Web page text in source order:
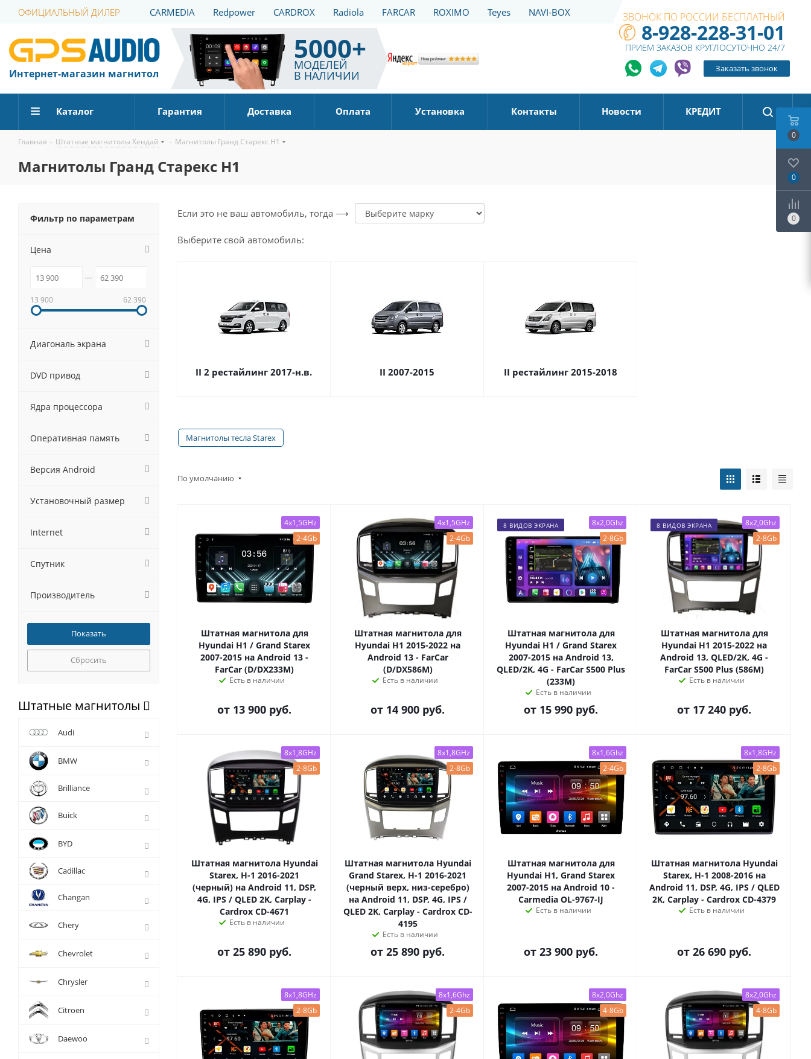
ОФИЦИАЛЬНЫЙ ДИЛЕР CARMEDIA Redpower CARDROX Radiola FARCAR ROXIMO Teyes NAVI-BOX
Интернет-магазин магнитол
5000+
МОДЕЛЕЙ
В НАЛИЧИИ
ЗВОНОК ПО РОССИИ БЕСПЛАТНЫЙ
8-928-228-31-01
ПРИЕМ ЗАКАЗОВ КРУГЛОСУТОЧНО 24/7
Заказать звонок
Каталог Гарантия Доставка Оплата Установка Контакты Новости КРЕДИТ
Главная - Штатные магнитолы Хендай - Магнитолы Гранд Старекс H1
Магнитолы Гранд Старекс H1
Если это не ваш автомобиль, тогда ⟶
Выберите свой автомобиль:
II 2 рестайлинг 2017-н.в. II 2007-2015 II рестайлинг 2015-2018
Магнитолы тесла Starex
По умолчанию
4x1,5GHz
2-4Gb
Штатная магнитола для
Hyundai H1 / Grand Starex
2007-2015 на Android 13 -
FarCar (D/DX233M)
Есть в наличии
от 13 900 руб.
4x1,5GHz
2-4Gb
Штатная магнитола для
Hyundai H1 2015-2022 на
Android 13 - FarCar
(D/DX586M)
Есть в наличии
от 14 900 руб.
8 ВИДОВ ЭКРАНА
8x2,0Ghz
2-8Gb
Штатная магнитола для
Hyundai H1 / Grand Starex
2007-2015 на Android 13,
QLED/2K, 4G - FarCar S500 Plus
(233M)
Есть в наличии
от 15 990 руб.
8 ВИДОВ ЭКРАНА
8x2,0Ghz
2-8Gb
Штатная магнитола для
Hyundai H1 2015-2022 на
Android 13, QLED/2K, 4G -
FarCar S500 Plus (586M)
Есть в наличии
от 17 240 руб.
8x1,8GHz
2-8Gb
Штатная магнитола Hyundai
Starex, H-1 2016-2021
(черный) на Android 11, DSP,
4G, IPS / QLED 2K, Carplay -
Cardrox CD-4671
Есть в наличии
от 25 890 руб.
8x1,8GHz
2-8Gb
Штатная магнитола Hyundai
Grand Starex, H-1 2016-2021
(черный верх, низ-серебро)
на Android 11, DSP, 4G, IPS /
QLED 2K, Carplay - Cardrox CD-
4195
Есть в наличии
от 25 890 руб.
8x1,6Ghz
2-4Gb
Штатная магнитола для
Hyundai H1, Grand Starex
2007-2015 на Android 10 -
Carmedia OL-9767-IJ
Есть в наличии
от 23 900 руб.
8x1,8GHz
2-8Gb
Штатная магнитола Hyundai
Starex, H-1 2008-2016 на
Android 11, DSP, 4G, IPS / QLED
2K, Carplay - Cardrox CD-4379
Есть в наличии
от 26 690 руб.
8x1,8GHz
2-8Gb
8x1,6Ghz
2-4Gb
8x2,0Ghz
4-8Gb
8x2,0Ghz
4-8Gb
Фильтр по параметрам
Цена
13 900 62 390
Диагональ экрана
DVD привод
Ядра процессора
Оперативная память
Версия Android
Установочный размер
Internet
Спутник
Производитель
Сбросить
Штатные магнитолы
Audi
BMW
Brilliance
Buick
BYD
Cadillac
Changan
Chery
Chevrolet
Chrysler
Citroen
Daewoo
0
0
0